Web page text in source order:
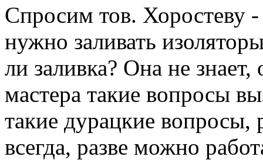
Спросим тов. Хоростеву
нужно заливать
ли заливка? Она не знает,
мастера такие вопросы
такие дурацкие вопросы,
всегда, разве можно